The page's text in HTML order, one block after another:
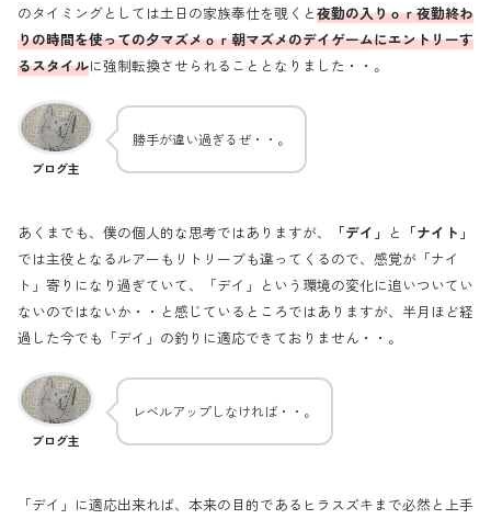
のタイミングとしては土日の家族奉仕を覗くと夜勤の入りｏｒ夜勤終わ
りの時間を使っての夕マズメｏｒ朝マズメのデイゲームにエントリーす
るスタイルに強制転換させられることとなりました・・。
ブログ主
勝手が違い過ぎるぜ・・。
あくまでも、僕の個人的な思考ではありますが、 「デイ」 と 「ナイト」
では主役となるルアーもリトリーブも違ってくるので、感覚が「ナイ
ト」寄りになり過ぎていて、「デイ」という環境の変化に追いついてい
ないのではないか・・と感じているところではありますが、半月ほど経
過した今でも「デイ」の釣りに適応できておりません・・。
ブログ主
レベルアップしなければ・・。
「デイ」に適応出来れば、本来の目的であるヒラスズキまで必然と上手